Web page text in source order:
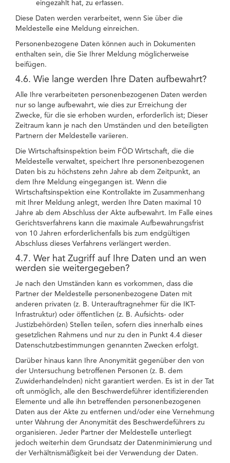
eingezahlt hat, zu erfassen.
Diese Daten werden verarbeitet, wenn Sie über die
Meldestelle eine Meldung einreichen.
Personenbezogene Daten können auch in Dokumenten
enthalten sein, die Sie Ihrer Meldung möglicherweise
beifügen.
4.6. Wie lange werden Ihre Daten aufbewahrt?
Alle Ihre verarbeiteten personenbezogenen Daten werden
nur so lange aufbewahrt, wie dies zur Erreichung der
Zwecke, für die sie erhoben wurden, erforderlich ist; Dieser
Zeitraum kann je nach den Umständen und den beteiligten
Partnern der Meldestelle variieren.
Die Wirtschaftsinspektion beim FÖD Wirtschaft, die die
Meldestelle verwaltet, speichert Ihre personenbezogenen
Daten bis zu höchstens zehn Jahre ab dem Zeitpunkt, an
dem Ihre Meldung eingegangen ist. Wenn die
Wirtschaftsinspektion eine Kontrollakte im Zusammenhang
mit Ihrer Meldung anlegt, werden Ihre Daten maximal 10
Jahre ab dem Abschluss der Akte aufbewahrt. Im Falle eines
Gerichtsverfahrens kann die maximale Aufbewahrungsfrist
von 10 Jahren erforderlichenfalls bis zum endgültigen
Abschluss dieses Verfahrens verlängert werden.
4.7. Wer hat Zugriff auf Ihre Daten und an wen
werden sie weitergegeben?
Je nach den Umständen kann es vorkommen, dass die
Partner der Meldestelle personenbezogene Daten mit
anderen privaten (z. B. Unterauftragnehmer für die IKT-
Infrastruktur) oder öffentlichen (z. B. Aufsichts- oder
Justizbehörden) Stellen teilen, sofern dies innerhalb eines
gesetzlichen Rahmens und nur zu den in Punkt 4.4 dieser
Datenschutzbestimmungen genannten Zwecken erfolgt.
Darüber hinaus kann Ihre Anonymität gegenüber den von
der Untersuchung betroffenen Personen (z. B. dem
Zuwiderhandelnden) nicht garantiert werden. Es ist in der Tat
oft unmöglich, alle den Beschwerdeführer identifizierenden
Elemente und alle ihn betreffenden personenbezogenen
Daten aus der Akte zu entfernen und/oder eine Vernehmung
unter Wahrung der Anonymität des Beschwerdeführers zu
organisieren. Jeder Partner der Meldestelle unterliegt
jedoch weiterhin dem Grundsatz der Datenminimierung und
der Verhältnismäßigkeit bei der Verwendung der Daten.